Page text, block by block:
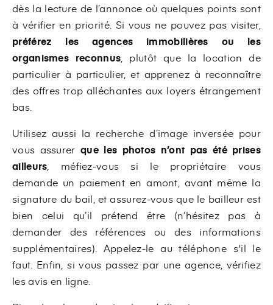
dès la lecture de l’annonce où quelques points sont
à vérifier en priorité. Si vous ne pouvez pas visiter,
préférez les agences immobilières ou les
organismes reconnus , plutôt que la location de
particulier à particulier, et apprenez à reconnaître
des offres trop alléchantes aux loyers étrangement
bas.
Utilisez aussi la recherche d’image inversée pour
vous assurerque les photos n’ont pas été prises
ailleurs
méfiez-vous si le propriétaire vous
demande un paiement en amont, avant même la
signature du bail, et assurez-vous que le bailleur est
bien celui qu’il prétend être (n’hésitez pas à
demander des références ou des informations
supplémentaires). Appelez-le au téléphone s'il le
faut. Enfin, si vous passez par une agence, vérifiez
les avis en ligne.